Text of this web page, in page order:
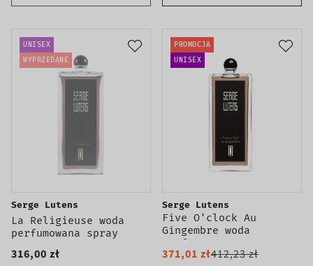
UNISEX
WYPRZEDANE
Serge Lutens
La Religieuse woda
perfumowana spray
316,00 zł
PROMOCJA
UNISEX
Serge Lutens
Five O'clock Au
Gingembre woda
perfumowana spray
100ml
371,01 zł412,23 zł